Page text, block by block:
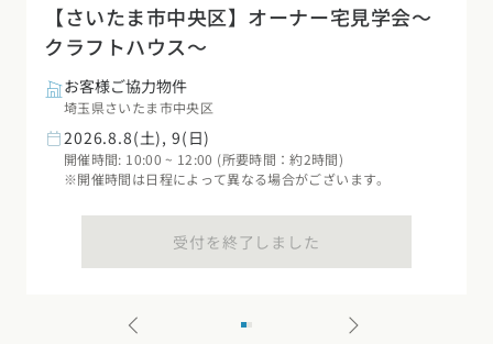
【さいたま市中央区】オーナー宅見学会～
クラフトハウス～
お客様ご協力物件
埼玉県さいたま市中央区
2026.8.8(土), 9(日)
開催時間: 10:00 ~ 12:00 (所要時間：約2時間)
※開催時間は日程によって異なる場合がございます。
受付を終了しました
お近くのイベントを探す